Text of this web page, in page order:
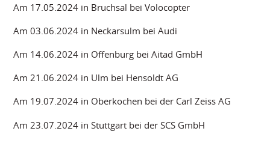
Am 17.05.2024 in Bruchsal bei Volocopter
Am 03.06.2024 in Neckarsulm bei Audi
Am 14.06.2024 in Offenburg bei Aitad GmbH
Am 21.06.2024 in Ulm bei Hensoldt AG
Am 19.07.2024 in Oberkochen bei der Carl Zeiss AG
Am 23.07.2024 in Stuttgart bei der SCS GmbH